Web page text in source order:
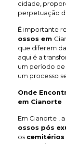
cidade,
perpetuação
É importante
ossos em
que diferem
aqui é a
um período
um processo
Onde
em Cianorte
Em Cianorte ,
ossos pós
os cemitérios